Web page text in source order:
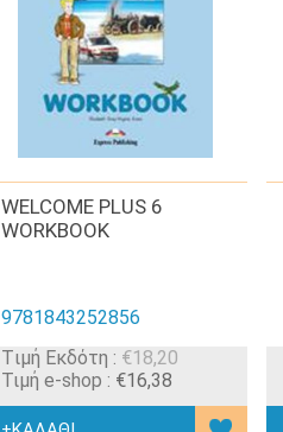
WELCOME PLUS 6
WORKBOOK
9781843252856
Tιμή Εκδότη : €18,20
Τιμή e-shop : €16,38